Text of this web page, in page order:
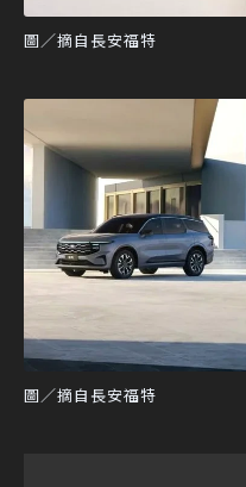
圖／摘自長安福特
圖／摘自長安福特